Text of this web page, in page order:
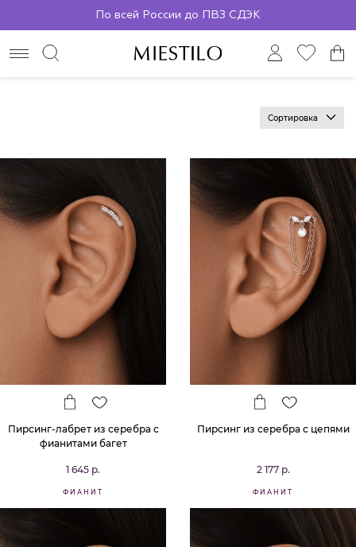
По всей России до ПВЗ СДЭК
Сортировка
Пирсинг-лабрет из серебра с
фианитами багет
1 645 р.
ФИАНИТ
Пирсинг из серебра с цепями
2 177 р.
ФИАНИТ